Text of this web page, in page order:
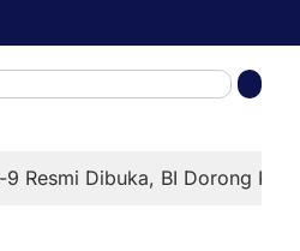
Dorong Kopi Papua Tembus